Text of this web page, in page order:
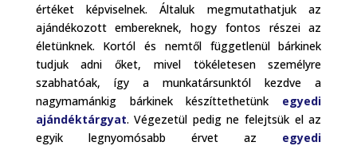
értéket képviselnek. Általuk megmutathatjuk az
ajándékozott embereknek, hogy fontos részei az
életünknek. Kortól és nemtől függetlenül bárkinek
tudjuk adni őket, mivel tökéletesen személyre
szabhatóak, így a munkatársunktól kezdve a
nagymamánkig bárkinek készíttethetünk egyedi
ajándéktárgyat. Végezetül pedig ne felejtsük el az
egyik legnyomósabb érvet az egyedi